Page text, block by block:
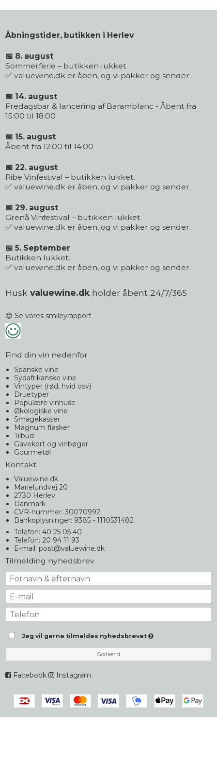
Åbningstider, butikken i Herlev
📅 8. august
Sommerferie – butikken lukket.
✅ valuewine.dk er åben, og vi pakker og sender.
📅 14. august
Fredagsbar & lancering af Baramblanc - Åbent fra
15:00 til 18:00
📅 15. august
Åbent fra 12:00 til 14:00
📅 22. august
Ribe Vinfestival – butikken lukket.
✅ valuewine.dk er åben, og vi pakker og sender.
📅 29. august
Grenå Vinfestival – butikken lukket.
✅ valuewine.dk er åben, og vi pakker og sender.
📅 5. September
Butikken lukket.
✅ valuewine.dk er åben, og vi pakker og sender.
Husk valuewine.dk holder åbent 24/7/365
😊 Se vores smileyrapport
Find din vin nedenfor
Spanske vine
Sydafrikanske vine
Vintyper (rød, hvid osv)
Druetyper
Populære vinhuse
Økologiske vine
Smagekasser
Magnum flasker
Tilbud
Gavekort og vinbøger
Gourmetøl
Kontakt
Valuewine.dk
Marielundvej 20
2730 Herlev
Danmark
CVR-nummer: 30070992
Bankoplysninger: 9385 - 1110531482
Telefon: 40 25 05 40
Telefon: 20 94 11 93
E-mail: post@valuewine.dk
Tilmelding nyhedsbrev
Jeg vil gerne tilmeldes nyhedsbrevet
Godkend
Facebook Instagram